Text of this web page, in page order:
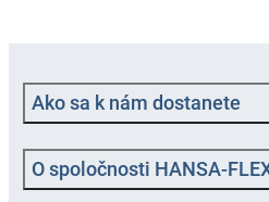
Ako sa k nám dostanete
O spoločnosti HANSA-